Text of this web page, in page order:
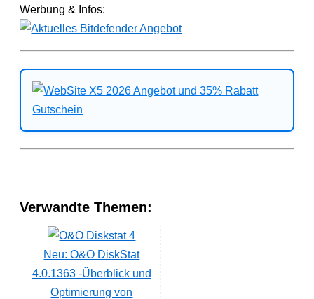
Werbung & Infos:
Verwandte Themen:
Neu: O&O DiskStat
4.0.1363 -Überblick und
Optimierung von